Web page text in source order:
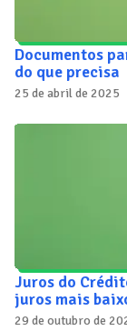
Documentos
do que precisa
25 de abril de 2025
Juros do
juros mais
29 de outubro de